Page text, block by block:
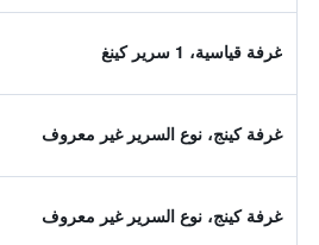
غرفة قياسية، 1 سرير كينغ
غرفة كينج، نوع السرير غير معروف
غرفة كينج، نوع السرير غير معروف